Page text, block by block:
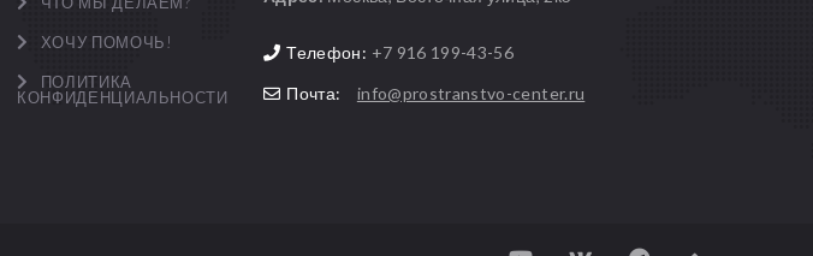
ХОЧУ ПОМОЧЬ!
ПОЛИТИКА
КОНФИДЕНЦИАЛЬНОСТИ
Телефон: +7 916 199-43-56
Почта:
info@prostranstvo-center.ru